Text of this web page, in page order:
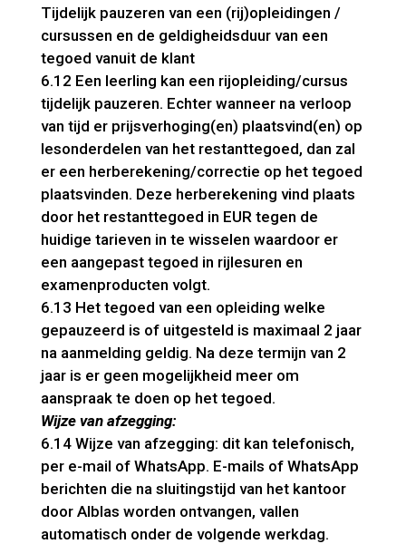
Tijdelijk pauzeren van een (rij)opleidingen /
cursussen en de geldigheidsduur van een
tegoed vanuit de klant
6.12 Een leerling kan een rijopleiding/cursus
tijdelijk pauzeren. Echter wanneer na verloop
van tijd er prijsverhoging(en) plaatsvind(en) op
lesonderdelen van het restanttegoed, dan zal
er een herberekening/correctie op het tegoed
plaatsvinden. Deze herberekening vind plaats
door het restanttegoed in EUR tegen de
huidige tarieven in te wisselen waardoor er
een aangepast tegoed in rijlesuren en
examenproducten volgt.
6.13 Het tegoed van een opleiding welke
gepauzeerd is of uitgesteld is maximaal 2 jaar
na aanmelding geldig. Na deze termijn van 2
jaar is er geen mogelijkheid meer om
aanspraak te doen op het tegoed.
Wijze van afzegging:
6.14 Wijze van afzegging: dit kan telefonisch,
per e-mail of WhatsApp. E-mails of WhatsApp
berichten die na sluitingstijd van het kantoor
door Alblas worden ontvangen, vallen
automatisch onder de volgende werkdag.